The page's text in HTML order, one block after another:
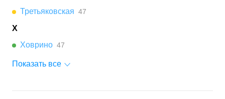
Третьяковская 47
Х
Ховрино 47
Показать все